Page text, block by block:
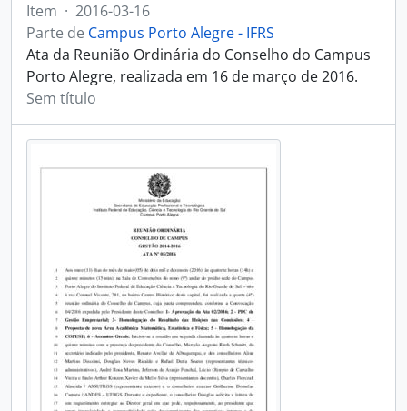
Item · 2016-03-16
Parte de Campus Porto Alegre - IFRS
Ata da Reunião Ordinária do Conselho do Campus
Porto Alegre, realizada em 16 de março de 2016.
Sem título